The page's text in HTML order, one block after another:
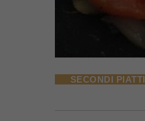
SECONDI PIATTI